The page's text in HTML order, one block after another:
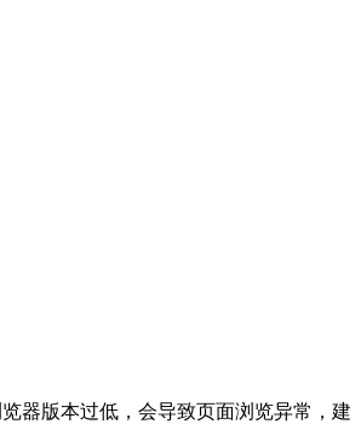
器版本过低，会导致页面浏览异常，建